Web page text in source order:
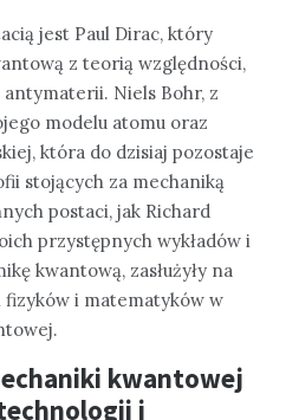
jest Paul Dirac, który
z teorią względności,
Niels Bohr, z
modelu atomu oraz
która do dzisiaj pozostaje
stojących za mechaniką
postaci, jak Richard
przystępnych wykładów i
kwantową, zasłużyły na
i matematyków w
kwantowej
i